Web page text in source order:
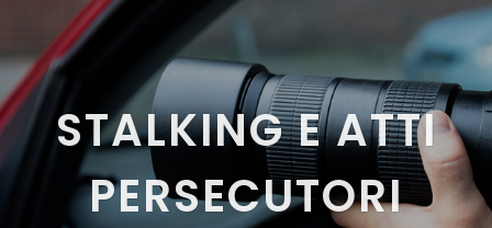
STALKING E ATTI
PERSECUTORI